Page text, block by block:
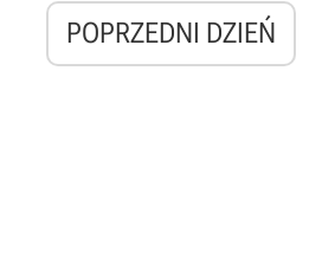
POPRZEDNI DZIEŃ